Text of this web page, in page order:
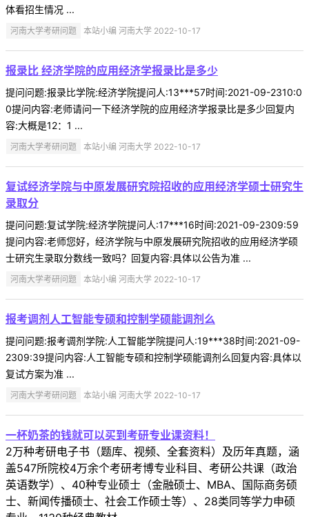
体看招生情况 ...
河南大学考研问题 本站小编 河南大学 2022-10-17
报录比 经济学院的应用经济学报录比是多少
提问问题:报录比学院:经济学院提问人:13***57时间:2021-09-2310:0
0提问内容:老师请问一下经济学院的应用经济学报录比是多少回复内
容:大概是12：1 ...
河南大学考研问题 本站小编 河南大学 2022-10-17
复试经济学院与中原发展研究院招收的应用经济学硕士研究生
录取分
提问问题:复试学院:经济学院提问人:17***16时间:2021-09-2309:59
提问内容:老师您好，经济学院与中原发展研究院招收的应用经济学硕
士研究生录取分数线一致吗？回复内容:具体以公告为准 ...
河南大学考研问题 本站小编 河南大学 2022-10-17
报考调剂人工智能专硕和控制学硕能调剂么
提问问题:报考调剂学院:人工智能学院提问人:19***38时间:2021-09-
2309:39提问内容:人工智能专硕和控制学硕能调剂么回复内容:具体以
复试方案为准 ...
河南大学考研问题 本站小编 河南大学 2022-10-17
一杯奶茶的钱就可以买到考研专业课资料！
2万种考研电子书（题库、视频、全套资料）及历年真题，涵
盖547所院校4万余个考研考博专业科目、考研公共课（政治
英语数学）、40种专业硕士（金融硕士、MBA、国际商务硕
士、新闻传播硕士、社会工作硕士等）、28类同等学力申硕